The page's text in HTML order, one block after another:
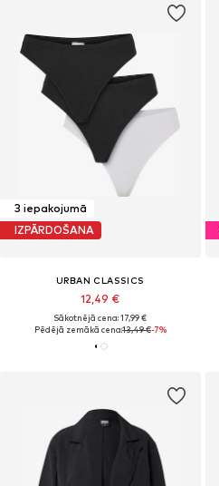
3 iepakojumā
IZPĀRDOŠANA
URBAN CLASSICS
12,49 €
Sākotnējā cena: 17,99 €
Pēdējā zemākā cena:13,49 €-7%